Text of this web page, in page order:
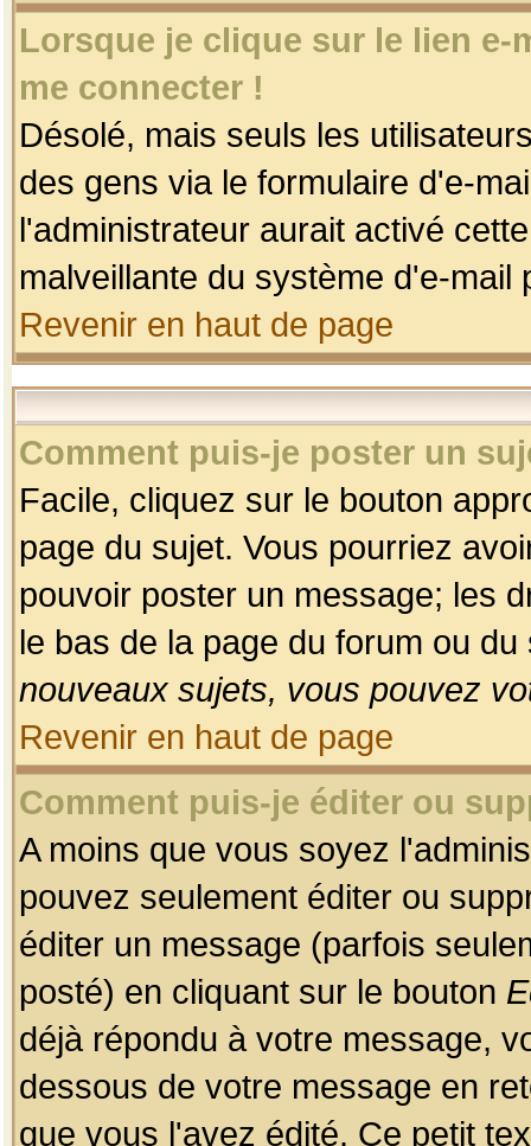
Lorsque je clique sur le lien
me connecter !
Désolé, mais seuls les
des gens via le formulaire d'e-
l'administrateur aurait activé
malveillante du système d'e-
Revenir en haut de page
Comment puis-je poster un
Facile, cliquez sur le bouton
page du sujet. Vous pourriez
pouvoir poster un message; les
le bas de la page du forum ou
nouveaux sujets, vous pouvez
Revenir en haut de page
Comment puis-je éditer ou
A moins que vous soyez
pouvez seulement éditer ou
éditer un message (parfois
posté) en cliquant sur le bouton
déjà répondu à votre message,
dessous de votre message en
que vous l'avez édité. Ce petit